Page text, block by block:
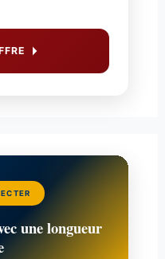
une longueur